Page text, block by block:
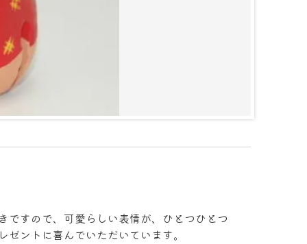
すので、可愛らしい表情が、ひとつひとつ
ントに喜んでいただいています。